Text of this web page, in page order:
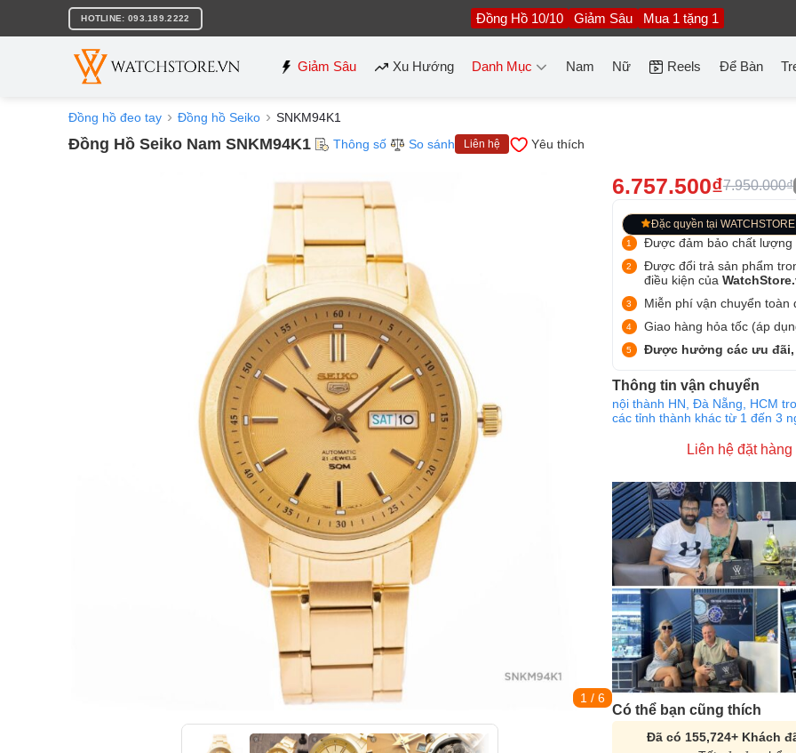
nội
HOTLINE: 093.189.2222 Đồng Hồ 10/10 Giảm Sâu Mua 1 tặng 1
Giảm Sâu Xu Hướng Danh Mục Nam Nữ Reels Để Bàn
Đồng hồ đeo tay Đồng hồ Seiko SNKM94K1
Đồng Hồ Seiko Nam SNKM94K1 Thông số So sánh Liên hệ Yêu thích
1 / 6
6.757.500₫7.950.000₫
Đặc quyền tại WATCHSTORE
Được đảm bảo chất lượng
Được đổi trả sản phẩm
điều kiện của
Miễn phí vận chuyển toàn
Giao hàng hỏa tốc (áp
Được hưởng các ưu đãi,
Thông tin vận chuyển
nội thành HN, Đà Nẵng, HCM
các tỉnh thành khác từ 1 đến 3
Liên hệ đặt hàng
Có thể bạn cũng thích
Đã có 155,724+ Khách